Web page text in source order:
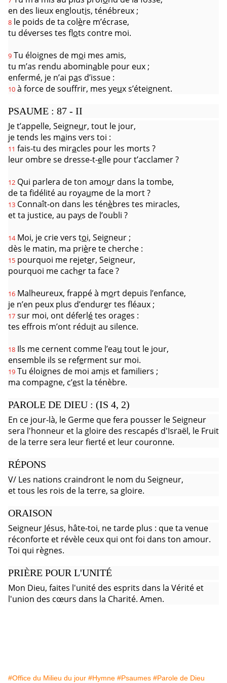
en des lieux engloutis, ténébreux ;
8 le poids de ta colère m’écrase,
tu déverses tes flots contre moi.
9 Tu éloignes de moi mes amis,
tu m’as rendu abominable pour eux ;
enfermé, je n’ai pas d’issue :
10 à force de souffrir, mes yeux s’éteignent.
PSAUME : 87 - II
Je t’appelle, Seigneur, tout le jour,
je tends les mains vers toi :
11 fais-tu des miracles pour les morts ?
leur ombre se dresse-t-elle pour t’acclamer ?
12 Qui parlera de ton amour dans la tombe,
de ta fidélité au royaume de la mort ?
13 Connaît-on dans les ténèbres tes miracles,
et ta justice, au pays de l’oubli ?
14 Moi, je crie vers toi, Seigneur ;
dès le matin, ma prière te cherche :
15 pourquoi me rejeter, Seigneur,
pourquoi me cacher ta face ?
16 Malheureux, frappé à mort depuis l’enfance,
je n’en peux plus d’endurer tes fléaux ;
17 sur moi, ont déferlétes orages :
tes effrois m’ont réduit au silence.
18 Ils me cernent comme l’eau tout le jour,
ensemble ils se referment sur moi.
19 Tu éloignes de moi amis et familiers ;
ma compagne, c’est la ténèbre.
PAROLE DE DIEU : (IS 4, 2)
En ce jour-là, le Germe que fera pousser le Seigneur
sera l'honneur et la gloire des rescapés d'Israël, le Fruit
de la terre sera leur fierté et leur couronne.
RÉPONS
V/ Les nations craindront le nom du Seigneur,
et tous les rois de la terre, sa gloire.
ORAISON
Seigneur Jésus, hâte-toi, ne tarde plus : que ta venue
réconforte et révèle ceux qui ont foi dans ton amour.
Toi qui règnes.
PRIÈRE POUR L'UNITÉ
Mon Dieu, faites l'unité des esprits dans la Vérité et
l'union des cœurs dans la Charité. Amen.
#Office du Milieu du jour #Hymne #Psaumes #Parole de Dieu